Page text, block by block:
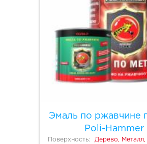
Эмаль по ржавчине
Poli-Hammer
Поверхность:
Дерево, Металл,